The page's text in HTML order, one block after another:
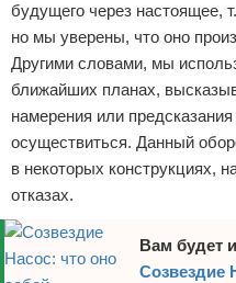
будущего через настоящее,
но мы уверены, что оно
Другими словами, мы
ближайших планах,
намерения или
осуществиться. Данный
в некоторых конструкциях,
отказах.
Вам будет
Созвездие